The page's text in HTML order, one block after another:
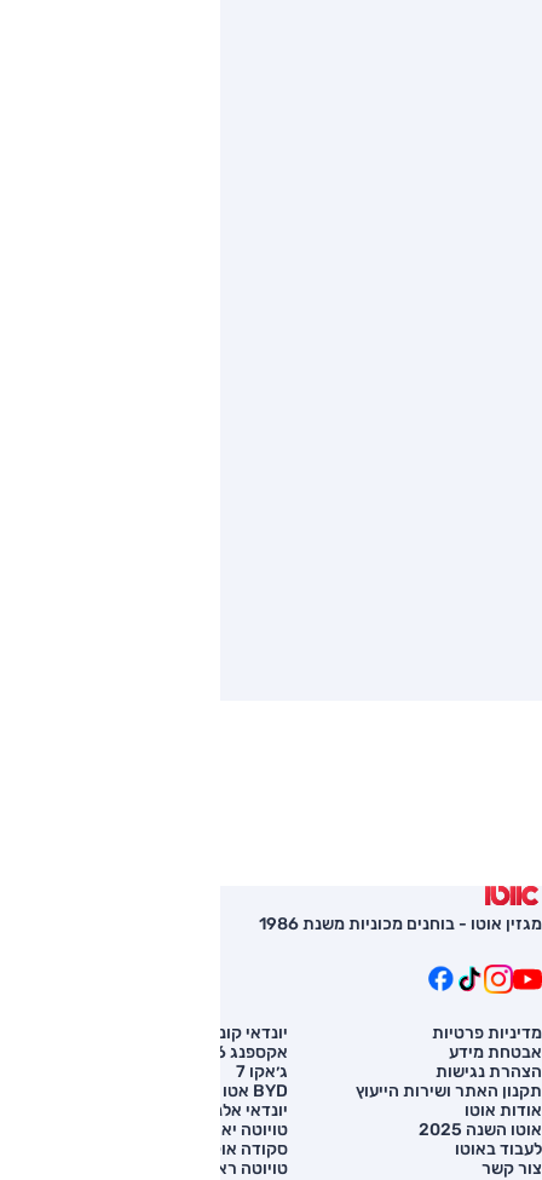
מגזין אוטו - בוחנים מכוניות משנת 1986
מדיניות פרטיות
אבטחת מידע
הצהרת נגישות
תקנון האתר ושירות הייעוץ
אודות אוטו
אוטו השנה 2025
לעבוד באוטו
צור קשר
יונדאי קונה
אקספנג G6
ג׳אקו 7
BYD אטו 3
יונדאי אלנטרה
טויוטה יאריס קרוס
סקודה אוקטביה
טויוטה ראב 4